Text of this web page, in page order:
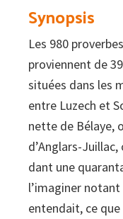
recueillis
par
l'abbé
Lacoste
(1851-
1924)
quantity
Synopsis
Les 980
proviennent de
situées dans les
entre Luzech et
nette de Bélaye,
d’An­glars-
dant une
l’imaginer notant
entendait, ce